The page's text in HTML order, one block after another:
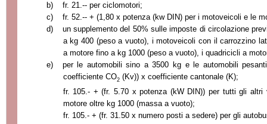
b)
fr. 21.-- per ciclomotori;
c)
fr. 52.-- + (1,80 x potenza (kw DIN) per i motoveicoli e le
d)
un supplemento del 50% sulle imposte di circolazione
a kg 400 (peso a vuoto), i motoveicoli con il carrozzino
a motore fino a kg 1000 (peso a vuoto), i quadricicli a
e)
per le automobili sino a 3500 kg e le automobili
coefficiente CO2(Kv)) x coefficiente cantonale (K);
fr. 105.- + (fr. 5.70 x potenza (kW DIN)) per tutti gli
motore oltre kg 1000 (massa a vuoto);
fr. 105.- + (fr. 31.50 x numero posti a sedere) per gli